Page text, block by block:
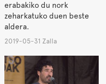
erabakiko du nork
zeharkatuko duen beste
aldera.
2019-05-31 Zalla